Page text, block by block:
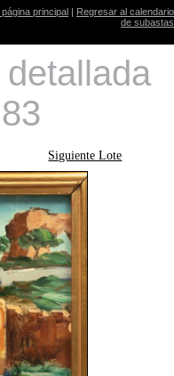
página principal | Regresar al calendario
de subastas
Siguiente Lote